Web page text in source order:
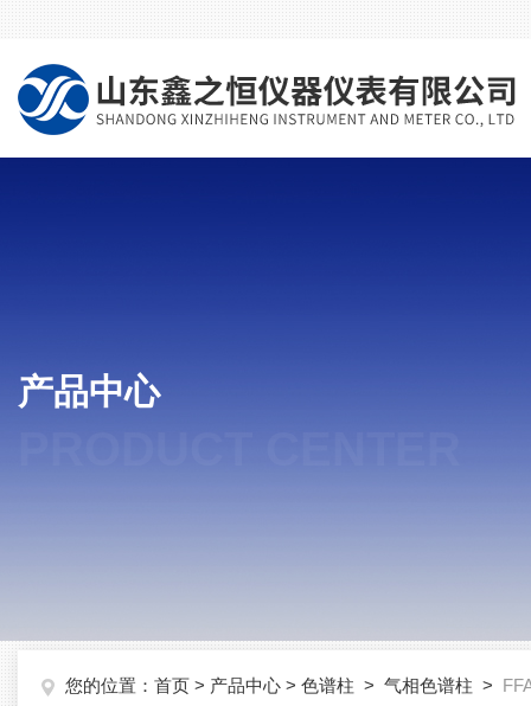
产品中心
您的位置： 首页 > 产品中心 > 色谱柱 > 气相色谱柱 >